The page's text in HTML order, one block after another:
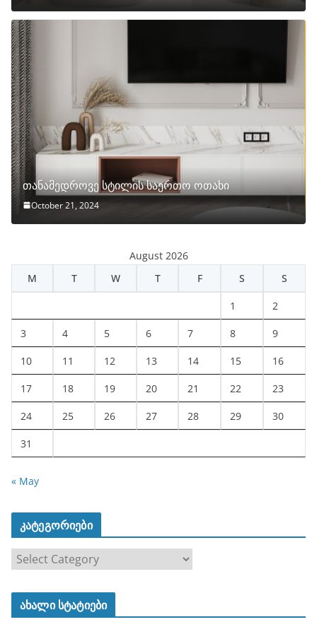
თანამედროვე სტილის საერთო ოთახი
October 21, 2024
August 2026
M
T W T F S S
1 2
3 4 5 6 7 8 9
10 11 12 13 14 15 16
17 18 19 20 21 22 23
24 25 26 27 28 29 30
31
« May
კატეგორიები
ა
ტ
ახალი სტატიები